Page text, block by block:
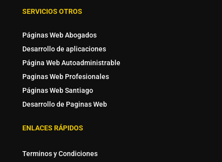
SERVICIOS OTROS
Páginas Web Abogados
Desarrollo de aplicaciones
Página Web Autoadministrable
Paginas Web Profesionales
Páginas Web Santiago
Desarrollo de Paginas Web
ENLACES RÁPIDOS
Terminos y Condiciones